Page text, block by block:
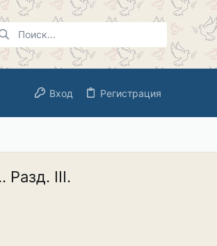
Вход Регистрация
III.